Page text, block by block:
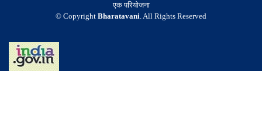
एक परियोजना
© Copyright Bharatavani. All Rights Reserved